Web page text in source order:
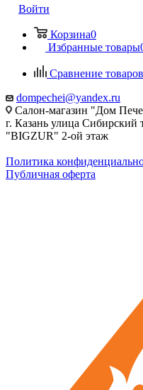
Войти
Корзина0
Избранные товары
Сравнение товаров
dompechei@yandex.ru
Салон-магазин "Дом
г. Казань улица Сибирский
"BIGZUR" 2-ой этаж
Политика
Публичная оферта